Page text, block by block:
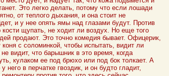
Это легко делать, потому что если лошади
от теплого дыхания, и она стоит не
и у нее опять ямы над глазами будут. Против
кости щупать, не ходит ли воздух. Но еще того
продают. Это точно комедия бывает. Офицерик,
коня с соломинкой, чтобы испытать, видит ли
видит, что барышник в это время, когда
кулаком ее под брюхо или под бок толкает. А
него в перчатке гвоздик, и он будто гладит,